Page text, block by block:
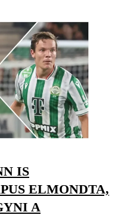
IS
ELMONDTA,
A